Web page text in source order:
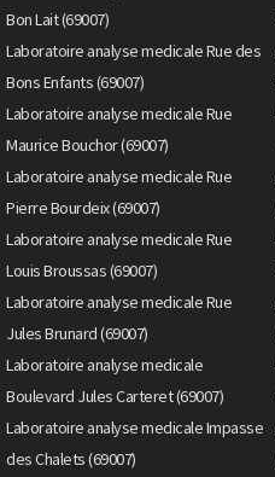
Bon Lait (69007)
Laboratoire analyse medicale Rue des
Bons Enfants (69007)
Laboratoire analyse medicale Rue
Maurice Bouchor (69007)
Laboratoire analyse medicale Rue
Pierre Bourdeix (69007)
Laboratoire analyse medicale Rue
Louis Broussas (69007)
Laboratoire analyse medicale Rue
Jules Brunard (69007)
Laboratoire analyse medicale
Boulevard Jules Carteret (69007)
Laboratoire analyse medicale Impasse
des Chalets (69007)